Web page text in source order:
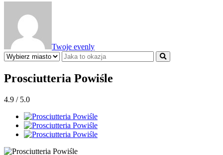
Twoje evenly
Prosciutteria Powiśle
4.9 / 5.0